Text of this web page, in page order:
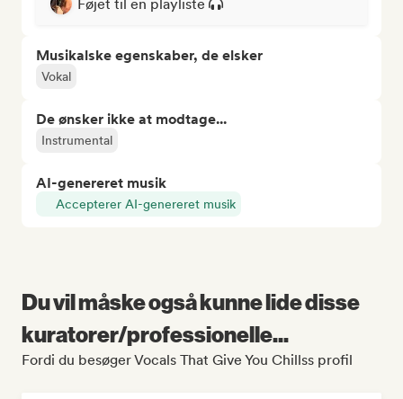
Føjet til en playliste
Musikalske egenskaber, de elsker
Vokal
De ønsker ikke at modtage...
Instrumental
AI-genereret musik
Accepterer AI-genereret musik
Du vil måske også kunne lide disse
kuratorer/professionelle...
Fordi du besøger Vocals That Give You Chillss profil